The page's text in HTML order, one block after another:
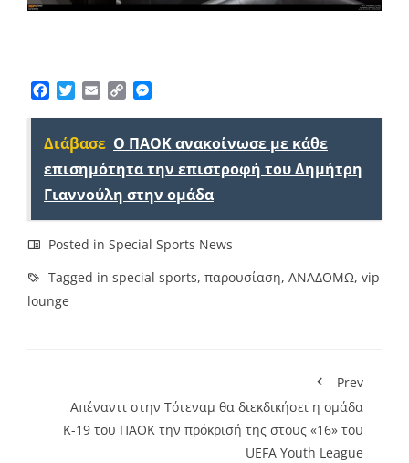
Facebook
TwitterEmailCopy
Διάβασε Ο ΠΑΟΚ ανακοίνωσε με κάθε
επισημότητα την επιστροφή του Δημήτρη
Γιαννούλη στην ομάδα
Posted in Special Sports News
Tagged in special sports, παρουσίαση, ΑΝΑΔΟΜΩ, vip
lounge
Prev
Απέναντι στην Τότεναμ θα διεκδικήσει η ομάδα
Κ-19 του ΠΑΟΚ την πρόκρισή της στους «16» του
UEFA Youth League